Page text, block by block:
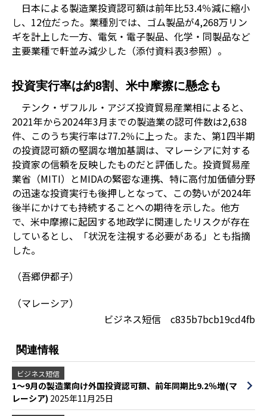
日本による製造業投資認可額は前年比53.4％減に縮小
し、12位だった。業種別では、ゴム製品が4,268万リン
ギを計上した一方、電気・電子製品、化学・同製品など
主要業種で軒並み減少した（添付資料表3参照）。
投資実行率は約8割、米中摩擦に懸念も
テンク・ザフルル・アジズ投資貿易産業相によると、
2021年から2024年3月までの製造業の認可件数は2,638
件、このうち実行率は77.2％に上った。また、第1四半期
の投資認可額の堅調な増加基調は、マレーシアに対する
投資家の信頼を反映したものだと評価した。投資貿易産
業省（MITI）とMIDAの緊密な連携、特に高付加価値分野
の迅速な投資実行も後押しとなって、この勢いが2024年
後半にかけても持続することへの期待を示した。他方
で、米中摩擦に起因する地政学に関連したリスクが存在
しているとし、「状況を注視する必要がある」とも指摘
した。
（吾郷伊都子）
（マレーシア）
ビジネス短信 c835b7bcb19cd4fb
関連情報
ビジネス短信
1～9月の製造業向け外国投資認可額、前年同期比9.2％増(マ
レーシア) 2025年11月25日